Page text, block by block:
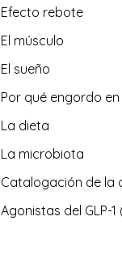
Efecto rebote
El músculo
El sueño
Por qué engordo
La dieta
La microbiota
Catalogación de la
Agonistas del GLP-1